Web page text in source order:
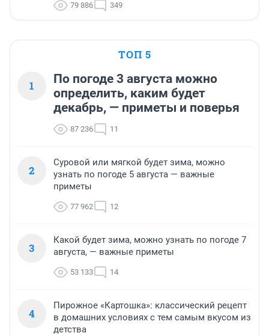
79 886 349
ТОП 5
1
По погоде 3 августа можно
определить, каким будет
декабрь, — приметы и поверья
87 236 11
2
Суровой или мягкой будет зима, можно
узнать по погоде 5 августа — важные
приметы
77 962 12
3
Какой будет зима, можно узнать по погоде 7
августа, — важные приметы
53 133 14
4
Пирожное «Картошка»: классический рецепт
в домашних условиях с тем самым вкусом из
детства